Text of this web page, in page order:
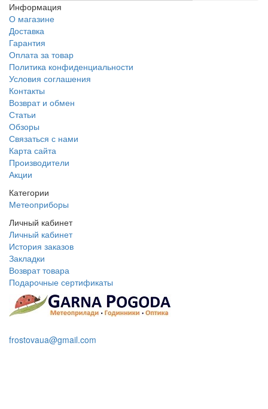
Информация
О магазине
Доставка
Гарантия
Оплата за товар
Политика конфиденциальности
Условия соглашения
Контакты
Возврат и обмен
Статьи
Обзоры
Связаться с нами
Карта сайта
Производители
Акции
Категории
Метеоприборы
Личный кабинет
Личный кабинет
История заказов
Закладки
Возврат товара
Подарочные сертификаты
frostovaua@gmail.com